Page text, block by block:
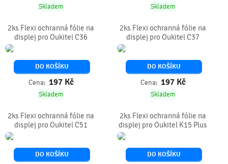
Skladem Skladem
2ks Flexi ochranná fólie na
displej pro Oukitel C36
DO KOŠÍKU
Cena: 197 Kč
Skladem
2ks Flexi ochranná fólie na
displej pro Oukitel C37
DO KOŠÍKU
Cena: 197 Kč
Skladem
2ks Flexi ochranná fólie na
displej pro Oukitel C51
DO KOŠÍKU
2ks Flexi ochranná fólie na
displej pro Oukitel K15 Plus
DO KOŠÍKU